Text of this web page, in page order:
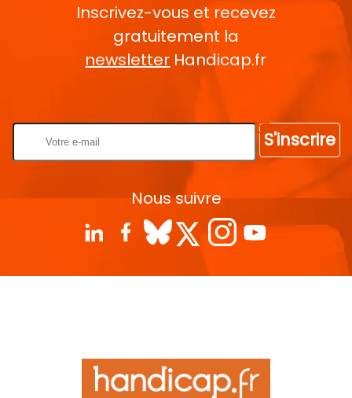
Inscrivez-vous et recevez
gratuitement la
newsletter Handicap.fr
S'inscrire
Nous suivre